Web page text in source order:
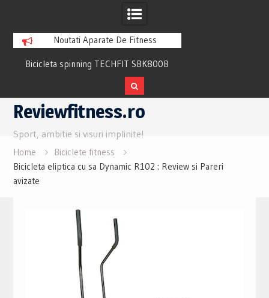
Noutati Aparate De Fitness
Bicicleta spinning TECHFIT SBK800B
Review si Pareri utile
Skip
content
Reviewfitness.ro
Sport, ambitie si visuri implinite!
Home
Biciclete fitness
Bicicleta eliptica cu sa Dynamic R102 : Review si Pareri
avizate